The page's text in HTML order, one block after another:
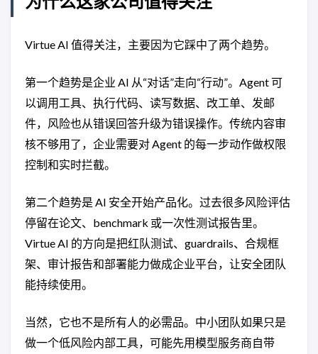
Virtue AI 值得关注，主要因为它踩中了两个趋势。
第一个趋势是企业 AI 从“对话”走向“行动”。Agent 可
以调用工具、执行代码、读写数据、改工单、发邮
件，风险也从错误回答升级为错误操作。传统内容审
核不够用了，企业需要对 Agent 的每一步动作做权限
控制和实时拦截。
第二个趋势是 AI 安全开始产品化。过去很多风险评估
停留在论文、benchmark 或一次性测试报告里。
Virtue AI 的方向是把红队测试、guardrails、合规框
架、审计报告和部署能力做成企业平台，让安全团队
能持续使用。
当然，它也不是所有人的必需品。中小团队如果只是
做一个低风险内部工具，可能先用模型服务商自带